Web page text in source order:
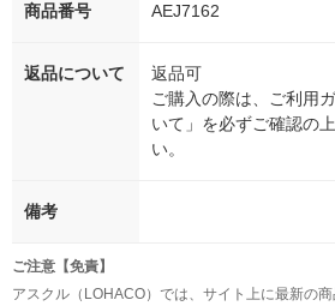
商品番号 AEJ7162
返品について
返品可
ご購入の際は、ご利用
いて」を必ずご確認の
い。
備考
ご注意【免責】
アスクル（LOHACO）では、サイト上に最新の